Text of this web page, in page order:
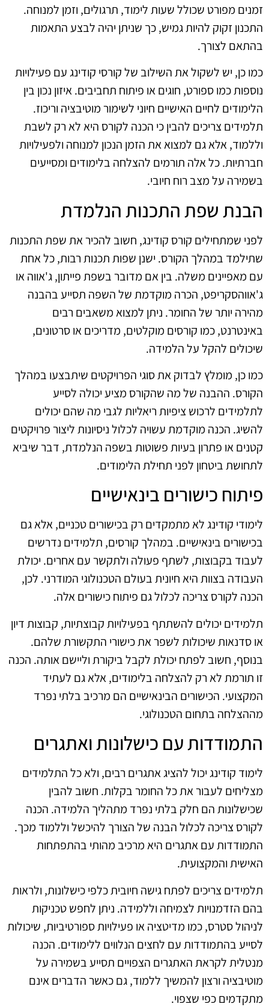
זמנים מפורט שכולל שעות לימוד, תרגולים, וזמן למנוחה.
התכנון זקוק להיות גמיש, כך שניתן יהיה לבצע התאמות
בהתאם לצורך.
כמו כן, יש לשקול את השילוב של קורסי קודינג עם פעילויות
נוספות כמו ספורט, חוגים או פיתוח תחביבים. איזון נכון בין
הלימודים לחיים האישיים חיוני לשימור מוטיבציה וריכוז.
תלמידים צריכים להבין כי הכנה לקורס היא לא רק לשבת
וללמוד, אלא גם למצוא את הזמן הנכון למנוחה ולפעילויות
חברתיות. כל אלה תורמים להצלחה בלימודים ומסייעים
בשמירה על מצב רוח חיובי.
הבנת שפת התכנות הנלמדת
לפני שמתחילים קורס קודינג, חשוב להכיר את שפת התכנות
שתילמד במהלך הקורס. ישנן שפות תכנות רבות, כל אחת
עם מאפיינים משלה. בין אם מדובר בשפת פייתון, ג'אווה או
ג'אווהסקריפט, הכרה מוקדמת של השפה תסייע בהבנה
מהירה יותר של החומר. ניתן למצוא משאבים רבים
באינטרנט, כמו קורסים מוקלטים, מדריכים או סרטונים,
שיכולים להקל על הלמידה.
כמו כן, מומלץ לבדוק את סוגי הפרויקטים שיתבצעו במהלך
הקורס. ההבנה של מה שהקורס מציע יכולה לסייע
לתלמידים לרכוש ציפיות ריאליות לגבי מה שהם יכולים
להשיג. הכנה מוקדמת עשויה לכלול ניסיונות ליצור פרויקטים
קטנים או פתרון בעיות פשוטות בשפה הנלמדת, דבר שיביא
לתחושת ביטחון לפני תחילת הלימודים.
פיתוח כישורים בינאישיים
לימודי קודינג לא מתמקדים רק בכישורים טכניים, אלא גם
בכישורים בינאישיים. במהלך קורסים, תלמידים נדרשים
לעבוד בקבוצות, לשתף פעולה ולתקשר עם אחרים. יכולת
העבודה בצוות היא חיונית בעולם הטכנולוגי המודרני. לכן,
הכנה לקורס צריכה לכלול גם פיתוח כישורים אלה.
תלמידים יכולים להשתתף בפעילויות קבוצתיות, קבוצות דיון
או סדנאות שיכולות לשפר את כישורי התקשורת שלהם.
בנוסף, חשוב לפתח יכולת לקבל ביקורת וליישם אותה. הכנה
זו תורמת לא רק להצלחה בלימודים, אלא גם לעתיד
המקצועי. הכישורים הבינאישיים הם מרכיב בלתי נפרד
מההצלחה בתחום הטכנולוגי.
התמודדות עם כישלונות ואתגרים
לימוד קודינג יכול להציג אתגרים רבים, ולא כל התלמידים
מצליחים לעבור את כל החומר בקלות. חשוב להבין
שכישלונות הם חלק בלתי נפרד מתהליך הלמידה. הכנה
לקורס צריכה לכלול הבנה של הצורך להיכשל וללמוד מכך.
התמודדות עם אתגרים היא מרכיב מהותי בהתפתחות
האישית והמקצועית.
תלמידים צריכים לפתח גישה חיובית כלפי כישלונות, ולראות
בהם הזדמנויות לצמיחה וללמידה. ניתן לחפש טכניקות
לניהול סטרס, כמו מדיטציה או פעילויות ספורטיביות, שיכולות
לסייע בהתמודדות עם לחצים הנלווים ללימודים. הכנה
מנטלית לקראת האתגרים הצפויים תסייע בשמירה על
מוטיבציה ורצון להמשיך ללמוד, גם כאשר הדברים אינם
מתקדמים כפי שצפוי.